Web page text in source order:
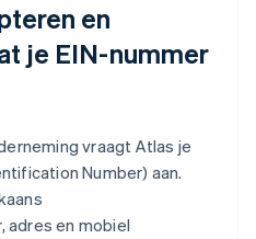
en
je EIN-nummer
vraagt Atlas je
Number) aan.
adres en mobiel